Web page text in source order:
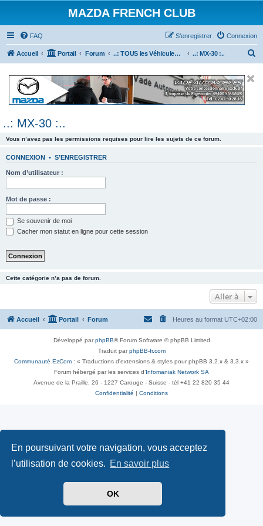
En poursuivant votre navigation, vous acceptez
l’utilisation de cookies. En savoir plus
OK
MAZDA FRENCH CLUB
FAQ Connexion
S’enregistrer
Accueil Portail Forum ..: TOUS les Véhicules MAZDA :.. ..: MX-30 :..
e
..: MX-30 :..
Vous n’avez pas les permissions requises pour lire les sujets de ce forum.
CONNEXION • S’ENREGISTRER
Nom d’utilisateur :
Mot de passe :
Se souvenir de moi
Cacher mon statut en ligne pour cette session
Cette catégorie n’a pas de forum.
Aller à
Accueil Portail Forum Heures au format UTC+02:00
Développé parphpBB® Forum Software © phpBB Limited
Traduit parphpBB-fr.com
Communauté EzCom : « Traductions d'extensions & styles pour phpBB 3.2.x & 3.3.x »
Forum hébergé par les services d’ Infomaniak Network SA
Avenue de la Praille, 26 - 1227 Carouge - Suisse - tél +41 22 820 35 44
Confidentialité
Conditions